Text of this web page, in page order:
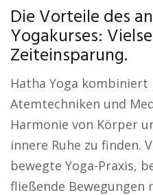
Die Vorteile des
Yogakurses:
Zeiteinsparung.
Hatha Yoga kombiniert
Atemtechniken und
Harmonie von Körper
innere Ruhe zu finden.
bewegte Yoga-Praxis,
fließende Bewegungen